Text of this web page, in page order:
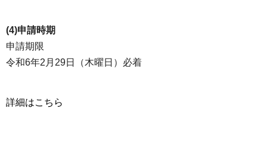
(4)申請時期
申請期限
令和6年2月29日（木曜日）必着
詳細はこちら